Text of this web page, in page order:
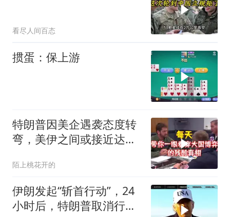
看尽人间百态
掼蛋：保上游
特朗普因美企遇袭态度转
弯，美伊之间或接近达成
陌上桃花开的
伊朗发起“斩首行动”，24
小时后，特朗普取消行